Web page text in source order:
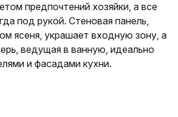
предпочтений хозяйки, а все
под рукой. Стеновая панель,
ясеня, украшает входную зону, а
ведущая в ванную, идеально
и фасадами кухни.